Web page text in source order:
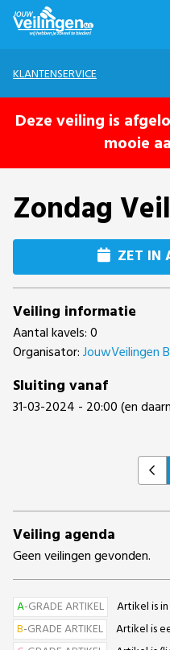
KLANTENSERVICE
Deze veiling is
mooie
Zondag
ZET IN
Veiling informatie
Aantal kavels: 0
Organisator:JouwVeilingen
Sluiting vanaf
31-03-2024 - 20:00 (en
Veiling agenda
Geen veilingen gevonden.
A-GRADE ARTIKEL
Artikel is
B-GRADE ARTIKEL
Artikel is